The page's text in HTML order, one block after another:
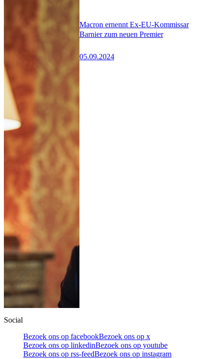
Macron ernennt Ex-EU-Kommissar
Barnier zum neuen Premier
05.09.2024
Social
Bezoek ons op facebookBezoek ons op x
Bezoek ons op linkedinBezoek ons op youtube
Bezoek ons op rss-feedBezoek ons op instagram